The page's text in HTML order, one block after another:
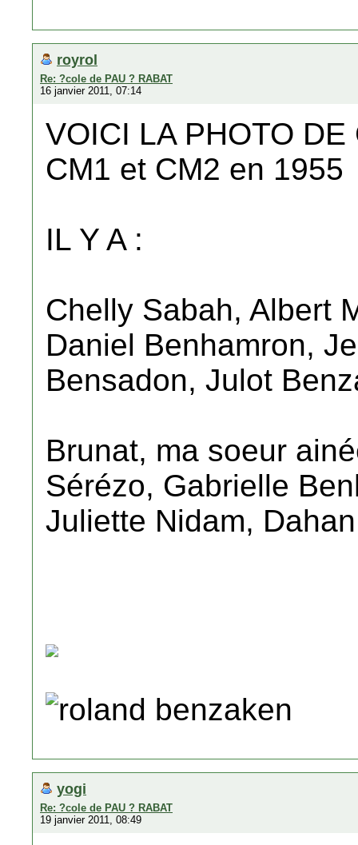
royrol
Re: ?cole de PAU ? RABAT
16 janvier 2011, 07:14
VOICI LA PHOTO
CM1 et CM2 en 1955
IL Y A :
Chelly Sabah, Albert
Daniel Benhamron,
Bensadon, Julot
Brunat, ma soeur
Sérézo, Gabrielle
Juliette Nidam,
roland benzaken
yogi
Re: ?cole de PAU ? RABAT
19 janvier 2011, 08:49